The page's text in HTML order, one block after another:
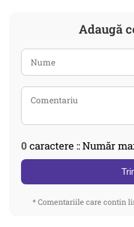
Adaugă
0 caractere :: Număr
* Comentariile care contin